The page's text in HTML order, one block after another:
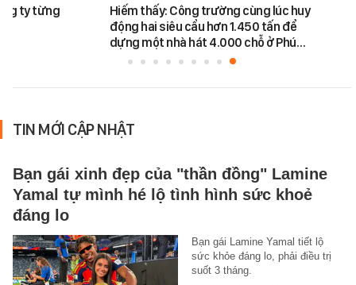
ty từng
Hiếm thấy: Công trường cùng lúc huy
động hai siêu cẩu hơn 1.450 tấn để
dựng một nhà hát 4.000 chỗ ở Phú…
TIN MỚI CẬP NHẬT
Bạn gái xinh đẹp của "thần đồng" Lamine
Yamal tự mình hé lộ tình hình sức khoẻ
đáng lo
Bạn gái Lamine Yamal tiết lộ
sức khỏe đáng lo, phải điều trị
suốt 3 tháng.